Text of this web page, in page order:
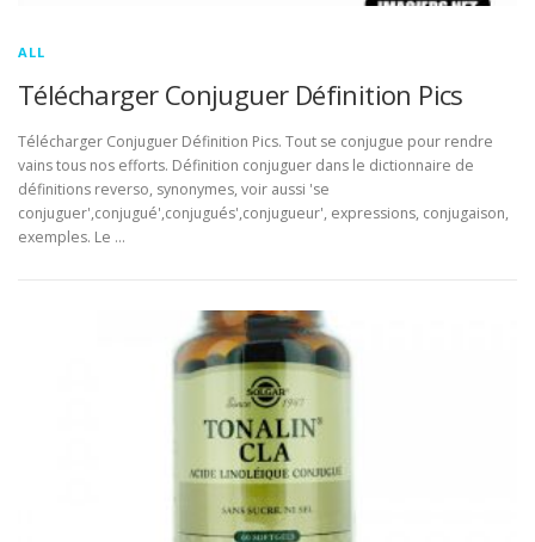
ALL
Télécharger Conjuguer Définition Pics
Télécharger Conjuguer Définition Pics. Tout se conjugue pour rendre
vains tous nos efforts. Définition conjuguer dans le dictionnaire de
définitions reverso, synonymes, voir aussi 'se
conjuguer',conjugué',conjugués',conjugueur', expressions, conjugaison,
exemples. Le …